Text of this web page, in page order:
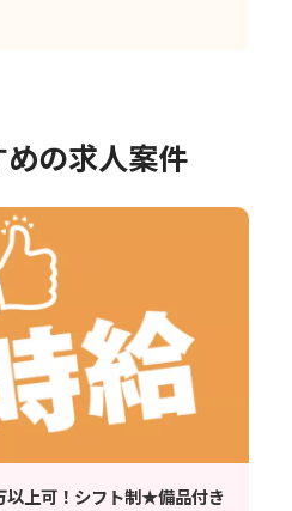
の求人案件
以上可！シフト制★備品付き